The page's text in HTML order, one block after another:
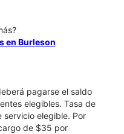
en Burleson
pagarse el saldo
elegibles. Tasa de
servicio elegible. Por
de $35 por